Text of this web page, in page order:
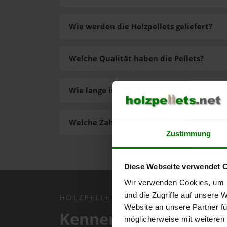
Zustimmung
Diese Webseite verwendet
Wir verwenden Cookies,
und die Zugriffe auf unsere
Website an unsere Partner
möglicherweise mit
Wie werden die Holzpellets geliefert?
Welche Zahlungsarten gibt es?
Welche Qualität haben die Pellets?
Wie lange ist die Lieferzeit der Pellets?
HOLZPELLETS.NET APP
Kennen Sie schon